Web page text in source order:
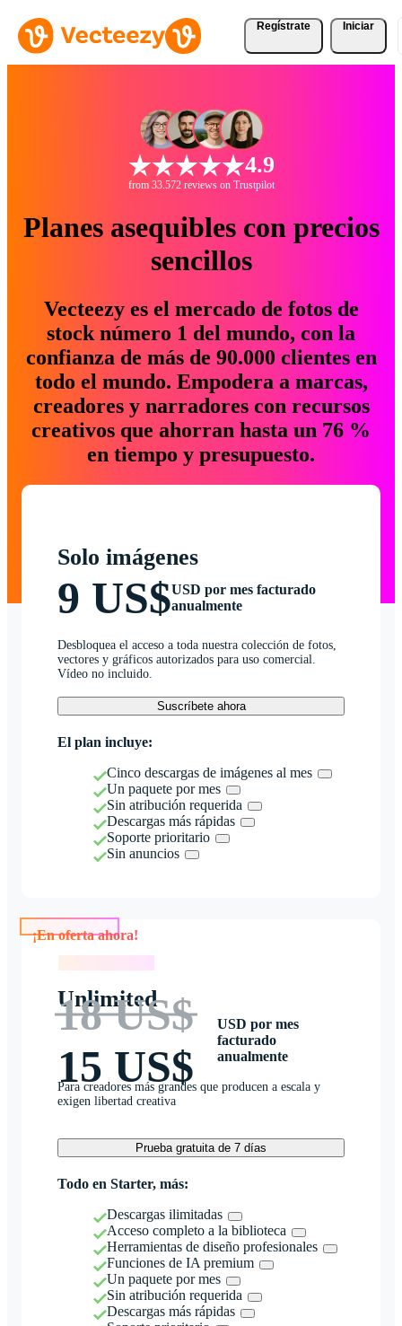
Regístrate Iniciar
4.9
from 33.572 reviews on Trustpilot
Planes asequibles con precios
sencillos
Vecteezy es el mercado de fotos de
stock número 1 del mundo, con la
confianza de más de 90.000 clientes en
todo el mundo. Empodera a marcas,
creadores y narradores con recursos
creativos que ahorran hasta un 76 %
en tiempo y presupuesto.
Solo imágenes
9 US$USD por mes facturado
anualmente
Desbloquea el acceso a toda nuestra colección de fotos,
vectores y gráficos autorizados para uso comercial.
Vídeo no incluido.
Suscríbete ahora
El plan incluye:
Cinco descargas de imágenes al mes
Un paquete por mes
Sin atribución requerida
Descargas más rápidas
Soporte prioritario
Sin anuncios
Unlimited
18 US$
15 US$
USD por mes
facturado
anualmente
Para creadores más grandes que producen a escala y
exigen libertad creativa
Prueba gratuita de 7 días
Todo en Starter, más:
Descargas ilimitadas
Acceso completo a la biblioteca
Herramientas de diseño profesionales
Funciones de IA premium
Un paquete por mes
Sin atribución requerida
Descargas más rápidas